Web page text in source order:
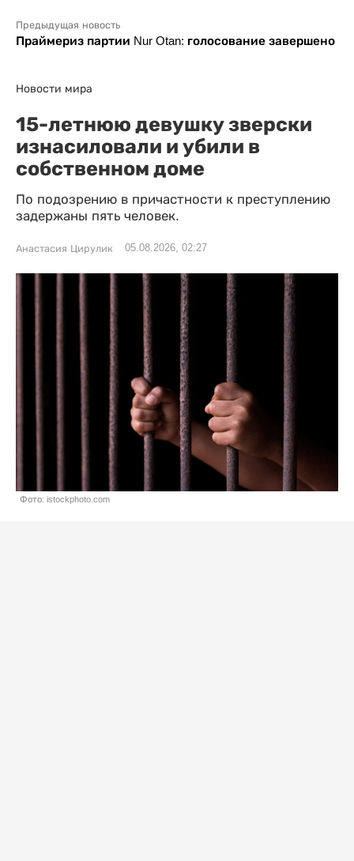
Предыдущая новость
Праймериз партии Nur Otan: голосование завершено
Новости мира
15-летнюю девушку зверски
изнасиловали и убили в
собственном доме
По подозрению в причастности к преступлению
задержаны пять человек.
Анастасия Цирулик 05.08.2026, 02:27
Фото: istockphoto.com